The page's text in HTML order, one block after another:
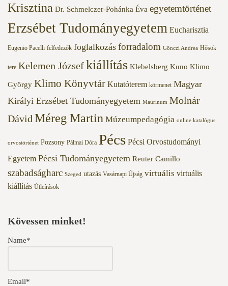
Krisztina Dr. Schmelczer-Pohánka Éva egyetemtörténet
Erzsébet Tudományegyetem Eucharisztia
Eugenio Pacelli felfedezők foglalkozás forradalom Gönczi Andrea Hősök
tere Kelemen Józsefkiállítás Klebelsberg Kuno Klimo
György Klimo Könyvtár Kutatóterem körmenet Magyar
Királyi Erzsébet Tudományegyetem Maurinum Molnár
Dávid Méreg Martin Múzeumpedagógia online katalógus
orvostörténet Pozsony Pálmai Dóra Pécs Pécsi Orvostudományi
Egyetem Pécsi Tudományegyetem Reuter Camillo
szabadságharc Szeged utazás Vasárnapi Újság virtuális virtuális
kiállítás Útleírások
Kövessen minket!
Name*
Email*